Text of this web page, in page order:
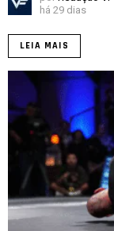
há 29 dias
LEIA MAIS